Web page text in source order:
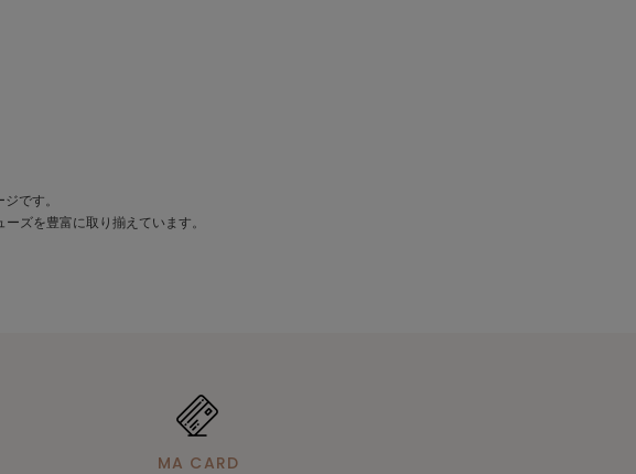
です。
ズを豊富に取り揃えています。
MA CARD